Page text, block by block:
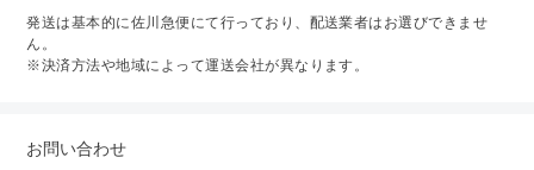
発送は基本的に佐川急便にて行っており、配送業者はお選びできませ
ん。
※決済方法や地域によって運送会社が異なります。
お問い合わせ